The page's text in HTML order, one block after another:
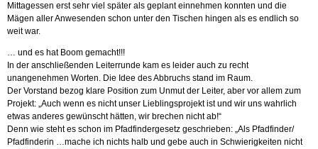
Mittagessen erst sehr viel später als geplant einnehmen konnten und die
Mägen aller Anwesenden schon unter den Tischen hingen als es endlich so
weit war.
… und es hat Boom gemacht!!!
In der anschließenden Leiterrunde kam es leider auch zu recht
unangenehmen Worten. Die Idee des Abbruchs stand im Raum.
Der Vorstand bezog klare Position zum Unmut der Leiter, aber vor allem zum
Projekt: „Auch wenn es nicht unser Lieblingsprojekt ist und wir uns wahrlich
etwas anderes gewünscht hätten, wir brechen nicht ab!“
Denn wie steht es schon im Pfadfindergesetz geschrieben: „Als Pfadfinder/
Pfadfinderin …mache ich nichts halb und gebe auch in Schwierigkeiten nicht